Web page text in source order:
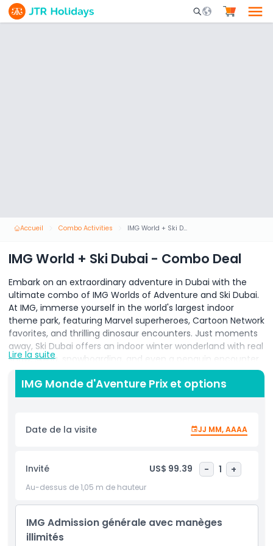
Mobile Search
Accueil Combo Activities IMG World + Ski Dubai - Combo Deal
IMG World + Ski Dubai - Combo Deal
Embark on an extraordinary adventure in Dubai with the
ultimate combo of IMG Worlds of Adventure and Ski Dubai.
At IMG, immerse yourself in the world's largest indoor
theme park, featuring Marvel superheroes, Cartoon Network
favorites, and thrilling dinosaur encounters. Just moments
away, Ski Dubai offers an indoor winter wonderland with real
snow, skiing, snowboarding, and even a penguin encounter.
This dynamic duo ensures an unforgettable day of
excitement and diversity for thrill-seekers, families, and
friends alike. Experience the best of both worlds in the heart
Ticket & Admission Guidelines:
months, allowing for single-use on different days.
The exact validity date will be indicated on the
ticket.
You can use the tickets either on the same day or
The tickets validity will be mentioned on the tickets.
Make sure to go to the parks before the tickets
Lire la suite
IMG Monde d'Aventure Prix et options
Date de la visite JJ MM, AAAA
Invité US$ 99.39 - 1 +
Au-dessus de 1,05 m de hauteur
IMG Admission générale avec manèges
illimités